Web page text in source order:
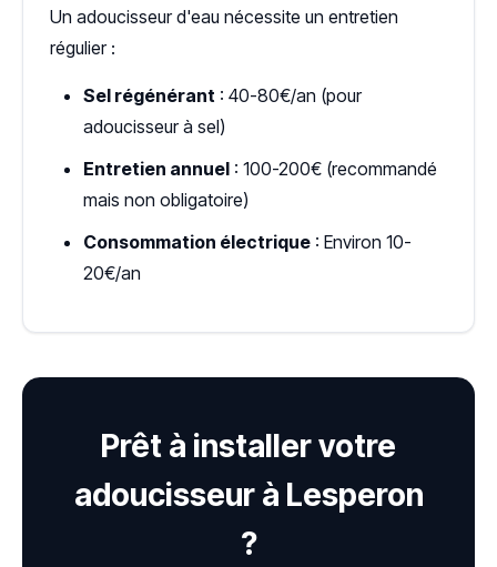
Un adoucisseur d'eau nécessite un entretien
régulier :
Sel régénérant : 40-80€/an (pour
adoucisseur à sel)
Entretien annuel : 100-200€ (recommandé
mais non obligatoire)
Consommation électrique : Environ 10-
20€/an
Prêt à installer votre
adoucisseur à Lesperon
?